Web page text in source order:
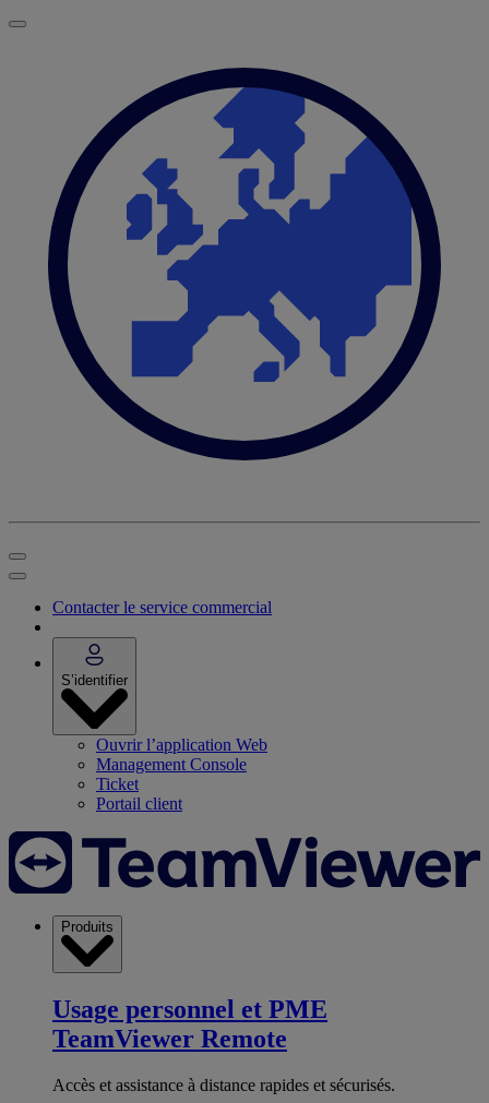
Contacter le service commercial
S’identifier
Ouvrir l’application Web
Management Console
Ticket
Portail client
Produits
Usage personnel et PME
TeamViewer Remote
Accès et assistance à distance rapides et sécurisés.